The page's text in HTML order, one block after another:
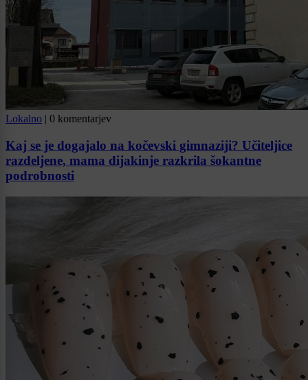
Lokalno | 0 komentarjev
Kaj se je dogajalo na kočevski gimnaziji? Učiteljice
razdeljene, mama dijakinje razkrila šokantne
podrobnosti